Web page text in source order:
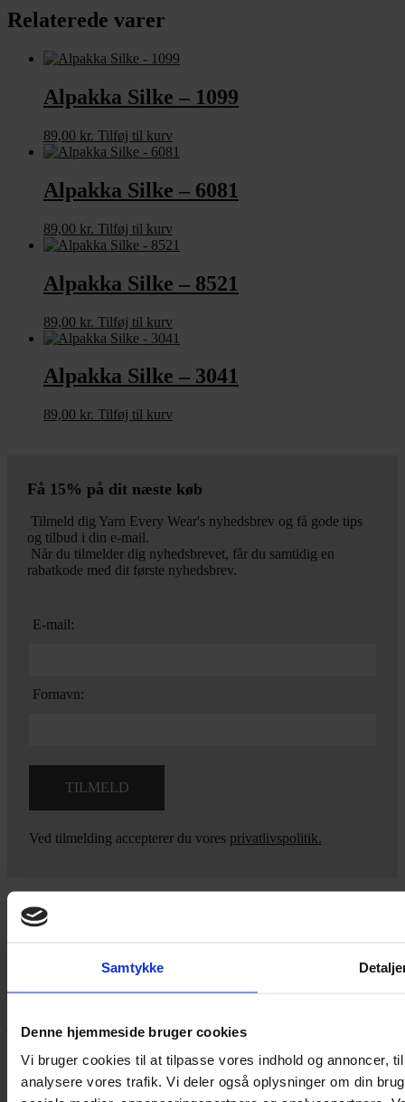
Samtykke
Denne hjemmeside bruger cookies
Vi bruger cookies til at tilpasse vores indhold og annoncer,
analysere vores trafik. Vi deler også oplysninger om din
Relaterede varer
Alpakka Silke – 1099
89,00 kr. Tilføj til kurv
Alpakka Silke – 6081
89,00 kr. Tilføj til kurv
Alpakka Silke – 8521
89,00 kr. Tilføj til kurv
Alpakka Silke – 3041
89,00 kr. Tilføj til kurv
Få 15% på dit næste køb
Tilmeld dig Yarn Every Wear's nyhedsbrev og få gode tips
og tilbud i din e-mail.
Når du tilmelder dig nyhedsbrevet, får du samtidig en
rabatkode med dit første nyhedsbrev.
E-mail:
Fornavn:
Ved tilmelding accepterer du vores privatlivspolitik.
Yarn Every Wear
Hvis du bøvler med noget eller ønsker ny inspiration, så skriv til
Vestergade 12 6270, Tønder
60 51 96 50
post@yarneverywear.dk